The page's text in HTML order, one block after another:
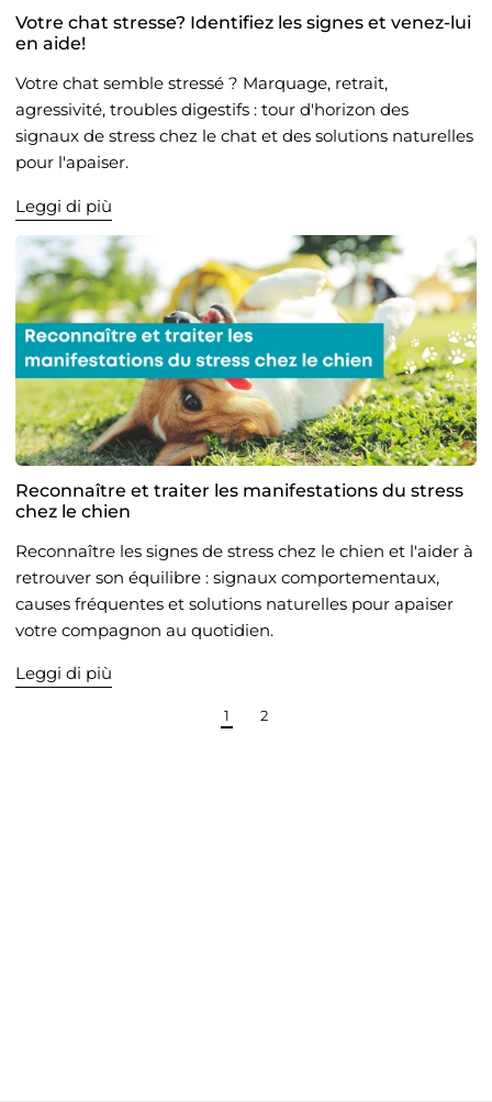
Votre chat stresse? Identifiez les signes et venez-lui
en aide!
Votre chat semble stressé ? Marquage, retrait,
agressivité, troubles digestifs : tour d'horizon des
signaux de stress chez le chat et des solutions naturelles
pour l'apaiser.
Leggi di più
Reconnaître et traiter les manifestations du stress
chez le chien
Reconnaître les signes de stress chez le chien et l'aider à
retrouver son équilibre : signaux comportementaux,
causes fréquentes et solutions naturelles pour apaiser
votre compagnon au quotidien.
Leggi di più
1 2